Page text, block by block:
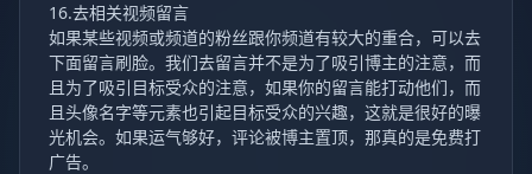
16.去相关视频留言
如果某些视频或频道的粉丝跟你频道有较大的重合，可以去
下面留言刷脸。我们去留言并不是为了吸引博主的注意，而
且为了吸引目标受众的注意，如果你的留言能打动他们，而
且头像名字等元素也引起目标受众的兴趣，这就是很好的曝
光机会。如果运气够好，评论被博主置顶，那真的是免费打
广告。